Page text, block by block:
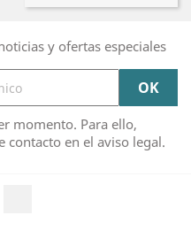
y ofertas especiales
momento. Para ello,
contacto en el aviso legal.